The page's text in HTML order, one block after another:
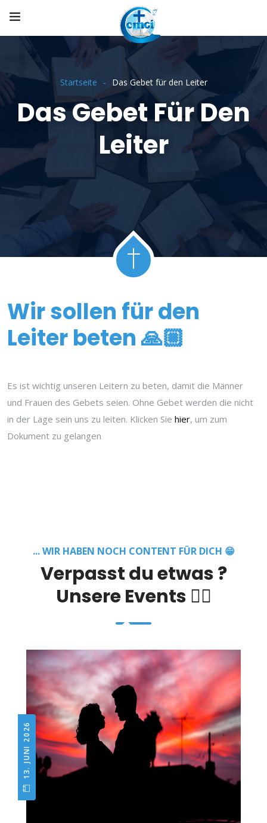
Startseite Das Gebet für den Leiter
Das Gebet Für Den
Leiter
Wir sollen für den
Leiter beten 🙏🏼
Es ist wichtig unseren Leitern zu beten, damit die Männer
und Frauen des Gebets seien. Ohne Gebet werden die nicht
in der Lage sein uns zu leiten. Klicken Sie hier, um zum
Dokument zu gelangen
... WIR HABEN NOCH CONTENT FÜR DICH 😁
Verpasst du etwas ?
Unsere Events 👇🏼
13. JUNI 2026